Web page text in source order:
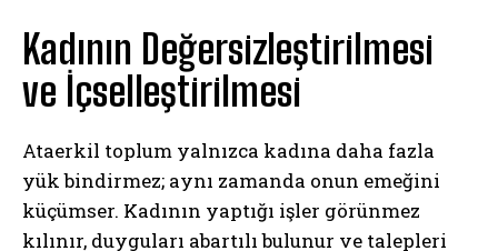
Kadının Değersizleştirilmesi
ve İçselleştirilmesi
Ataerkil toplum yalnızca kadına daha fazla
yük bindirmez; aynı zamanda onun emeğini
küçümser. Kadının yaptığı işler görünmez
kılınır, duyguları abartılı bulunur ve talepleri